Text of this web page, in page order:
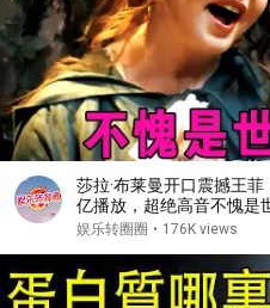
莎拉·布莱曼开口震撼王
亿播放，超绝高音不愧是
#王菲 #莎拉·布莱曼
娱乐转圈圈 • 176K views